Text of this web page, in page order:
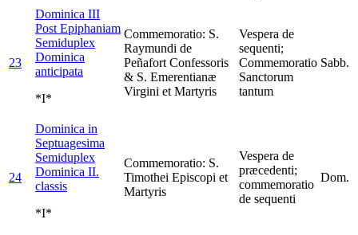
23
Dominica III
Post Epiphaniam
Semiduplex
Dominica
anticipata
*I*
Commemoratio: S.
Raymundi de
Peñafort Confessoris
& S. Emerentianæ
Virgini et Martyris
Vespera de
sequenti;
Commemoratio
Sanctorum
tantum
Sabb.
24
Dominica in
Septuagesima
Semiduplex
Dominica II.
classis
*I*
Commemoratio: S.
Timothei Episcopi et
Martyris
Vespera de
præcedenti;
commemoratio
de sequenti
Dom.